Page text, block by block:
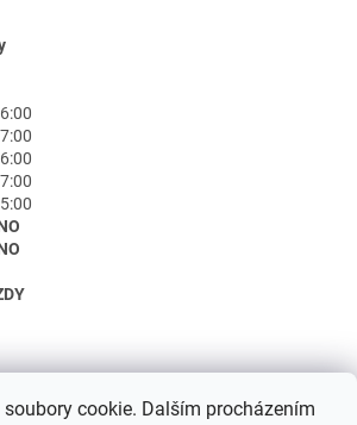
cookie. Dalším procházením